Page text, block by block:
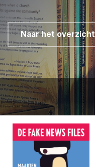
Naar het overzicht